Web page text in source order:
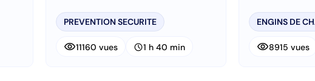
PREVENTION SECURITE
visibility11160 vues schedule1 h 40 min
ENGINS DE
visibility8915 vues